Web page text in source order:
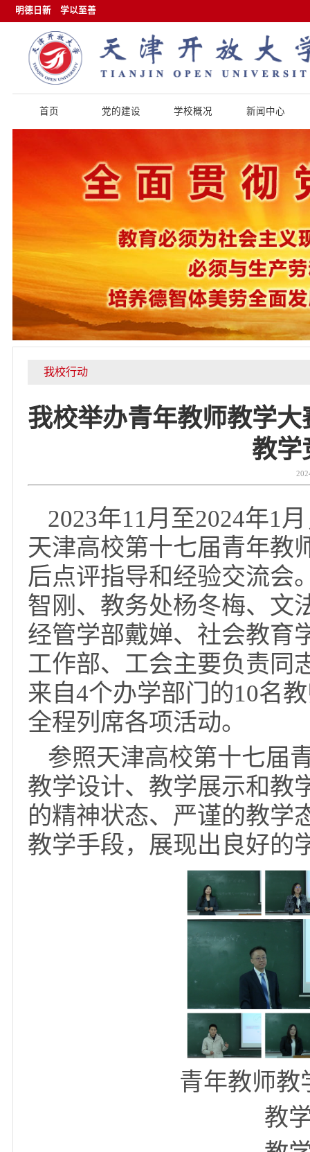
明德日新 学以至善
我校行动
我校举办青年教师教
2023年11月至2024
天津高校第十七届青
后点评指导和经验交
智刚、教务处杨冬梅
经管学部戴婵、社会教
工作部、工会主要负
来自4个办学部门的10
全程列席各项活动。
参照天津高校第十七
教学设计、教学展示
的精神状态、严谨的
教学手段，展现出良